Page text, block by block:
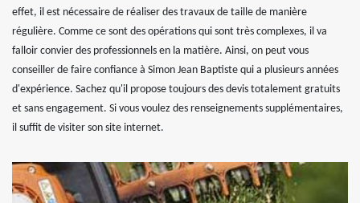
effet, il est nécessaire de réaliser des travaux de taille de manière
régulière. Comme ce sont des opérations qui sont très complexes, il va
falloir convier des professionnels en la matière. Ainsi, on peut vous
conseiller de faire confiance à Simon Jean Baptiste qui a plusieurs années
d'expérience. Sachez qu'il propose toujours des devis totalement gratuits
et sans engagement. Si vous voulez des renseignements supplémentaires,
il suffit de visiter son site internet.